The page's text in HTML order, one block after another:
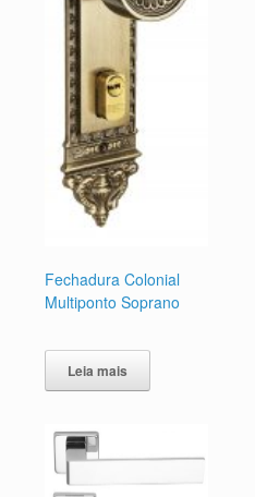
Fechadura Colonial
Multiponto Soprano
Leia mais